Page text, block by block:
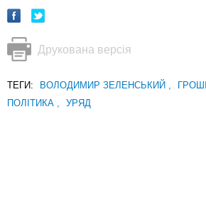
Друкована версія
ТЕГИ: ВОЛОДИМИР ЗЕЛЕНСЬКИЙ , ГРОШІ
ПОЛІТИКА , УРЯД